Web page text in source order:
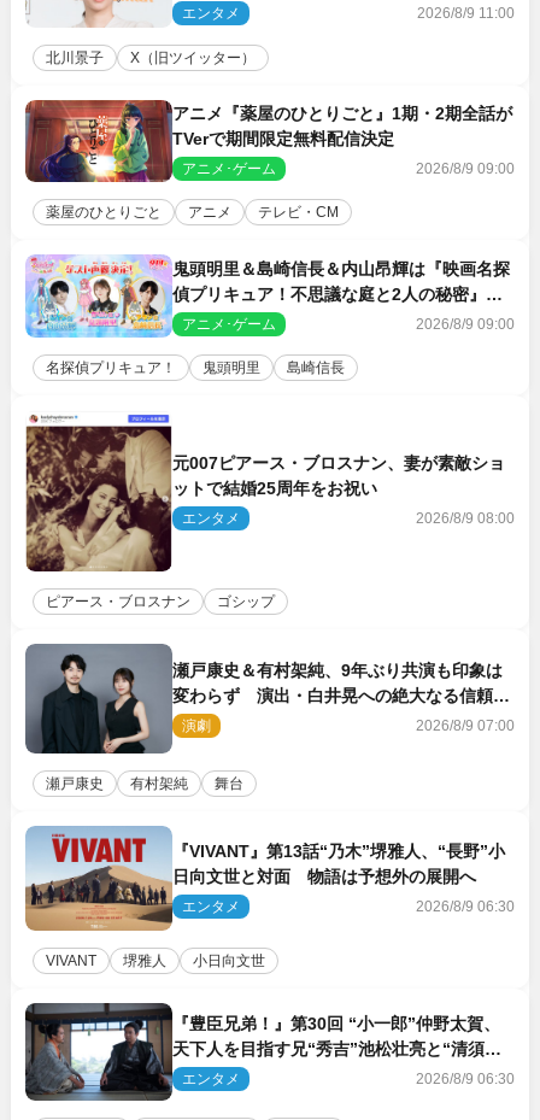
エンタメ 2026/8/9 11:00
北川景子 X（旧ツイッター）
アニメ『薬屋のひとりごと』1期・2期全話が
TVerで期間限定無料配信決定
アニメ･ゲーム 2026/8/9 09:00
薬屋のひとりごと アニメ テレビ・CM
鬼頭明里＆島崎信長＆内山昂輝は『映画名探
偵プリキュア！不思議な庭と2人の秘密』ゲ
スト声優に決定
アニメ･ゲーム 2026/8/9 09:00
名探偵プリキュア！ 鬼頭明里 島崎信長
元007ピアース・ブロスナン、妻が素敵ショ
ットで結婚25周年をお祝い
エンタメ 2026/8/9 08:00
ピアース・ブロスナン ゴシップ
瀬戸康史＆有村架純、9年ぶり共演も印象は
変わらず 演出・白井晃への絶大なる信頼を
胸に舞台『キュー』に挑む
演劇 2026/8/9 07:00
瀬戸康史 有村架純 舞台
『VIVANT』第13話“乃木”堺雅人、“長野”小
日向文世と対面 物語は予想外の展開へ
エンタメ 2026/8/9 06:30
VIVANT 堺雅人 小日向文世
『豊臣兄弟！』第30回 “小一郎”仲野太賀、
天下人を目指す兄“秀吉”池松壮亮と“清須会
議”へ
エンタメ 2026/8/9 06:30